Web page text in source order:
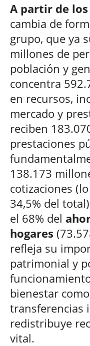
A partir de los
cambia de
grupo, que ya
millones de
población y
concentra
en recursos,
mercado y
reciben
prestaciones
138.173
cotizaciones
34,5% del
el 68% del
hogares
refleja su
patrimonial y
bienestar
transferencias
redistribuye
vital.